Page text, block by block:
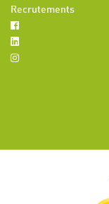
Recrutements